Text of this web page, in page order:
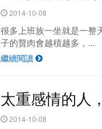
2014-10-08
很多上班族一坐就是一整
子的贅肉會越積越多，...
繼續閱讀
太重感情的人
2014-10-08